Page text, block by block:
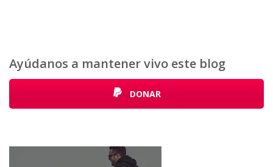
Ayúdanos a mantener vivo este blog
DONAR